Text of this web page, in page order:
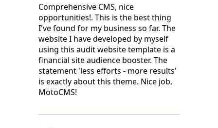
Comprehensive CMS, nice
opportunities!. This is the best thing
I've found for my business so far. The
website I have developed by myself
using this audit website template is a
financial site audience booster. The
statement 'less efforts - more results'
is exactly about this theme. Nice job,
MotoCMS!